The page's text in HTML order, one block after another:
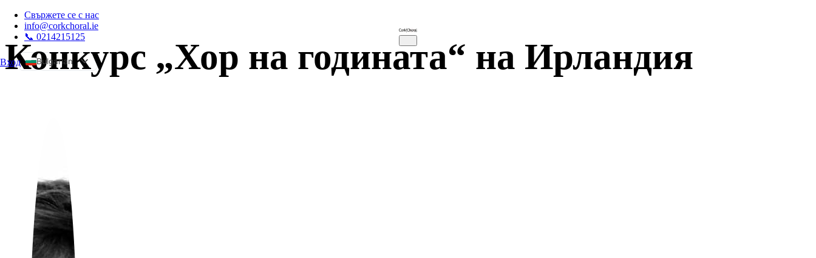
Свържете се с нас
info@corkchoral.ie
📞 0214215125
Входа
Bulgarian
Estonian
French
Hungarian
Italian
Polish
Конкурс „Хор на годината“ на Ирландия